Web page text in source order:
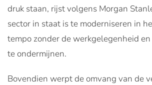
druk staan, rijst volgens Morgan
sector in staat is te moderniseren in
tempo zonder de werkgelegenheid
te ondermijnen.
Bovendien werpt de omvang van de